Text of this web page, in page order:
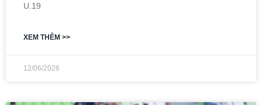
U.19
XEM THÊM >>
12/06/2026